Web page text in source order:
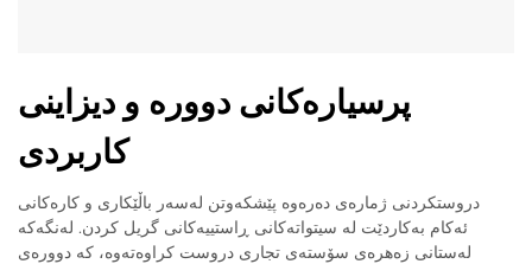
پرسیارەکانی دوورە و دیزاینی
کاربردی
دروستکردنی ژمارەی دەرەوە پێشکەوتن لەسەر باڵێکاری و کارەکانی
ئەکام بەکاردێت لە سیتواتەکانی ڕاستییەکانی گریل کردن. لەنگەکە
لەستانی زەهرەی سۆستەی تجاری دروست کراوەتەوە، کە دوورەی